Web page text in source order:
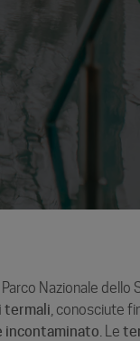
Nazionale dello
termali , conosciute
incontaminato . Le